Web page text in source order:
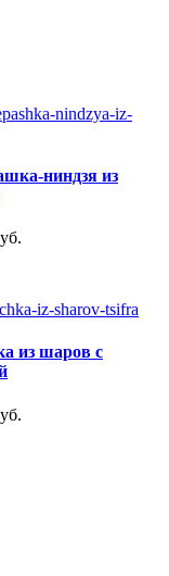
ниндзя из
из шаров с